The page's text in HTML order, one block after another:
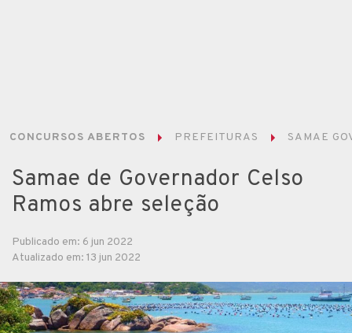
CONCURSOS ABERTOS PREFEITURAS SAMAE
Samae de Governador Celso
Ramos abre seleção
Publicado em: 6 jun 2022
Atualizado em: 13 jun 2022